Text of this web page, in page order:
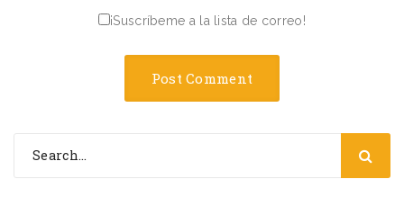
¡Suscríbeme a la lista de correo!